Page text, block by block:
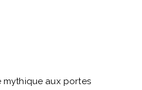
mythique aux portes